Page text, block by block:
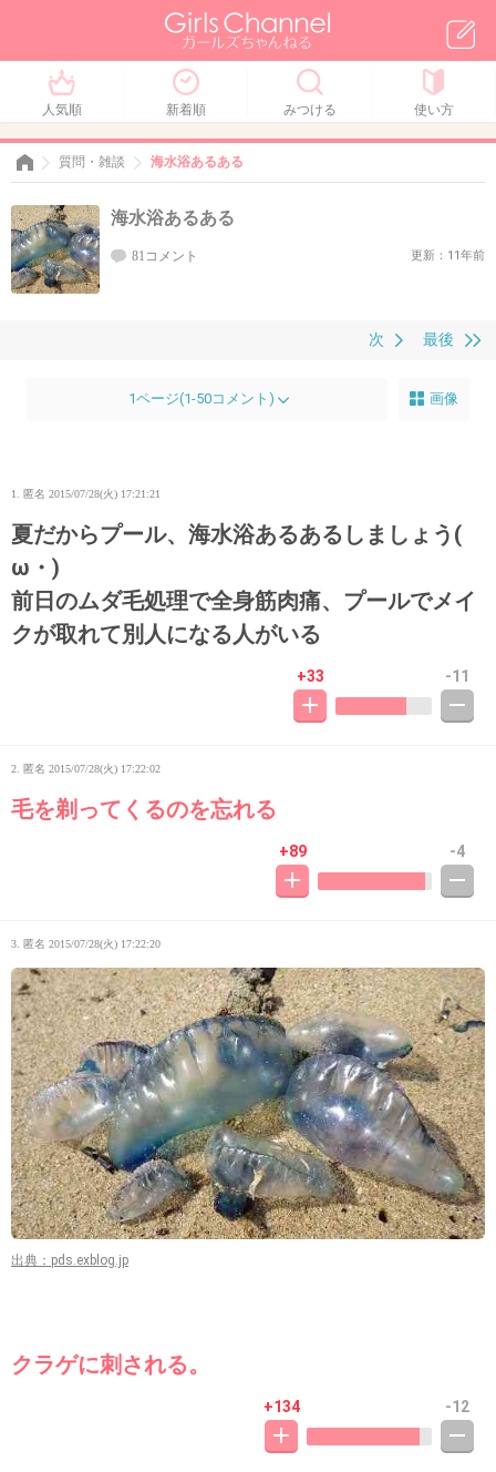
人気順 新着順 みつける 使い方
質問・雑談 海水浴あるある
海水浴あるある
81コメント 更新：11年前
最後
次
1ページ(1-50コメント) 画像
1. 匿名 2015/07/28(火) 17:21:21
夏だからプール、海水浴あるあるしましょう(ゝ
ω・)
前日のムダ毛処理で全身筋肉痛、プールでメイ
クが取れて別人になる人がいる
+33 -11
2. 匿名 2015/07/28(火) 17:22:02
毛を剃ってくるのを忘れる
+89 -4
3. 匿名 2015/07/28(火) 17:22:20
出典：pds.exblog.jp
クラゲに刺される。
+134 -12